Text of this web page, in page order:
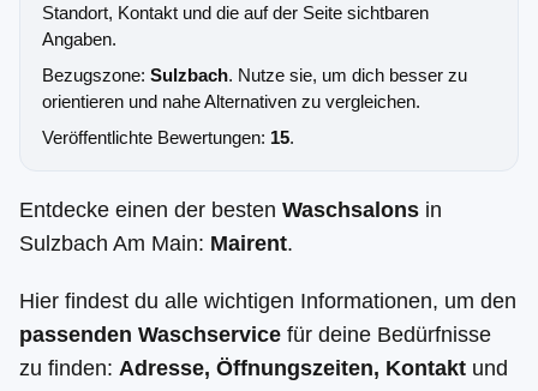
Standort, Kontakt und die auf der Seite sichtbaren
Angaben.
Bezugszone: Sulzbach. Nutze sie, um dich besser zu
orientieren und nahe Alternativen zu vergleichen.
Veröffentlichte Bewertungen: 15.
Entdecke einen der besten Waschsalons in
Sulzbach Am Main: Mairent.
Hier findest du alle wichtigen Informationen, um den
passenden Waschservice für deine Bedürfnisse
zu finden: Adresse, Öffnungszeiten, Kontakt und